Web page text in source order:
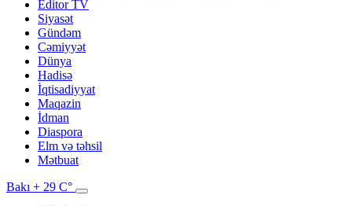
Editor TV
Siyasət
Gündəm
Cəmiyyət
Dünya
Hadisə
İqtisadiyyat
Maqazin
İdman
Diaspora
Elm və təhsil
Mətbuat
Bakı + 29 C°